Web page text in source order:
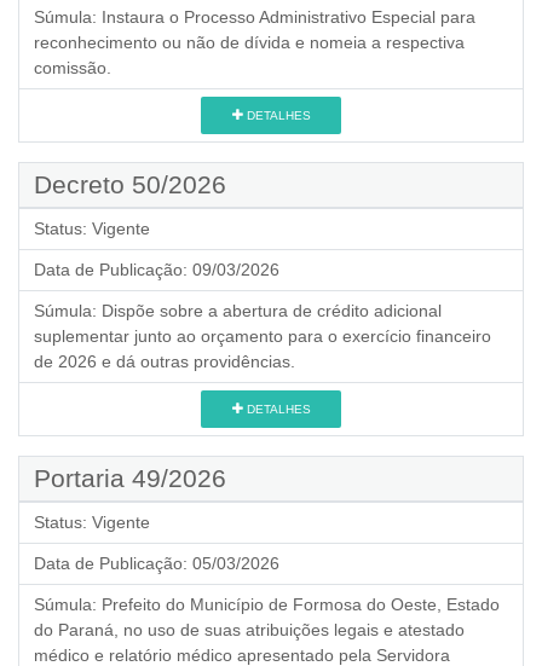
Súmula: Instaura o Processo Administrativo Especial para
reconhecimento ou não de dívida e nomeia a respectiva
comissão.
DETALHES
Decreto 50/2026
Status: Vigente
Data de Publicação: 09/03/2026
Súmula: Dispõe sobre a abertura de crédito adicional
suplementar junto ao orçamento para o exercício financeiro
de 2026 e dá outras providências.
DETALHES
Portaria 49/2026
Status: Vigente
Data de Publicação: 05/03/2026
Súmula: Prefeito do Município de Formosa do Oeste, Estado
do Paraná, no uso de suas atribuições legais e atestado
médico e relatório médico apresentado pela Servidora